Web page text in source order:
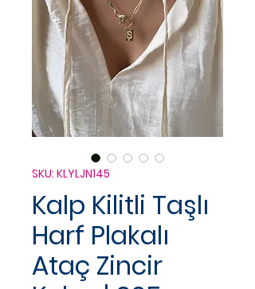
SKU: KLYLJN145
Kalp Kilitli Taşlı
Harf Plakalı
Ataç Zincir